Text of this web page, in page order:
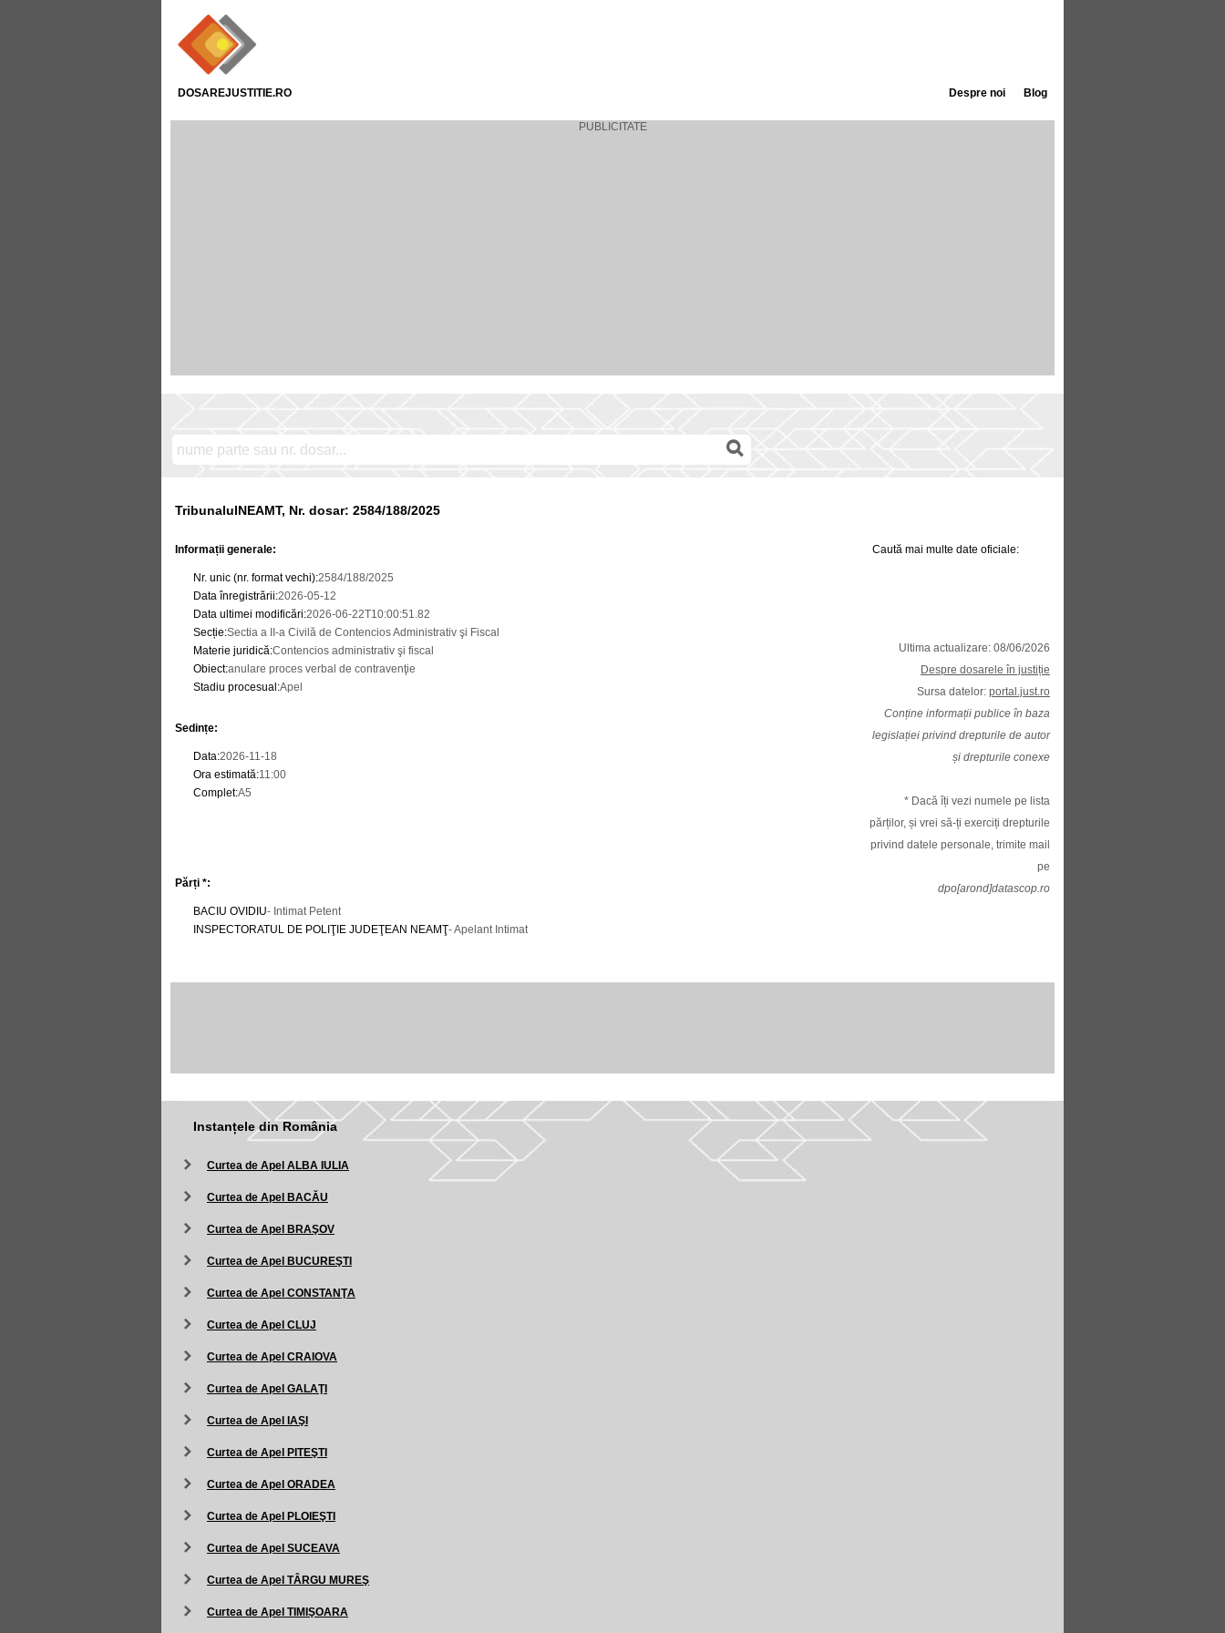
DOSAREJUSTITIE.RO Blog
Despre noi
TribunalulNEAMT, Nr. dosar: 2584/188/2025
Informații generale:
Nr. unic (nr. format vechi):2584/188/2025
Data înregistrării:2026-05-12
Data ultimei modificări:2026-06-22T10:00:51.82
Secție:Sectia a II-a Civilă de Contencios Administrativ şi Fiscal
Materie juridică:Contencios administrativ şi fiscal
Obiect:anulare proces verbal de contravenţie
Stadiu procesual :Apel
Sedințe:
Data:2026-11-18
Ora estimată:11:00
Complet:A5
Părți *:
BACIU OVIDIU- Intimat Petent
INSPECTORATUL DE POLIŢIE JUDEŢEAN NEAMŢ- Apelant Intimat
Caută mai multe date oficiale:
Ultima actualizare: 08/06/2026
Despre dosarele în justiție
Sursa datelor: portal.just.ro
Conține informații publice în baza
legislației privind drepturile de autor
și drepturile conexe
* Dacă îți vezi numele pe lista
părților, și vrei să-ți exerciți drepturile
privind datele personale, trimite mail
pe
dpo[arond]datascop.ro
Instanțele din România
Curtea de Apel ALBA IULIA
Curtea de Apel BACĂU
Curtea de Apel BRAŞOV
Curtea de Apel BUCUREŞTI
Curtea de Apel CONSTANŢA
Curtea de Apel CLUJ
Curtea de Apel CRAIOVA
Curtea de Apel GALAŢI
Curtea de Apel IAŞI
Curtea de Apel PITEŞTI
Curtea de Apel ORADEA
Curtea de Apel PLOIEŞTI
Curtea de Apel SUCEAVA
Curtea de Apel TÂRGU MUREŞ
Curtea de Apel TIMIŞOARA